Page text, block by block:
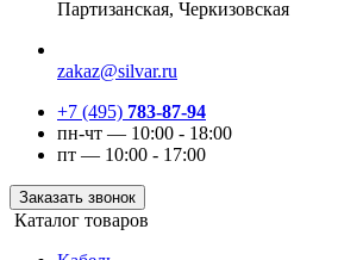
Партизанская, Черкизовская
zakaz@silvar.ru
+7 (495) 783-87-94
пн-чт — 10:00 - 18:00
пт — 10:00 - 17:00
Заказать звонок
Каталог товаров